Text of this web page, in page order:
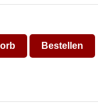
Bestellen